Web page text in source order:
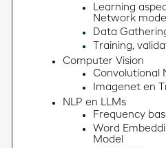
Learning
Network model
Data
Training,
Computer Vision
Convolutional
Imagenet en
NLP en LLMs
Frequency
Word
Model